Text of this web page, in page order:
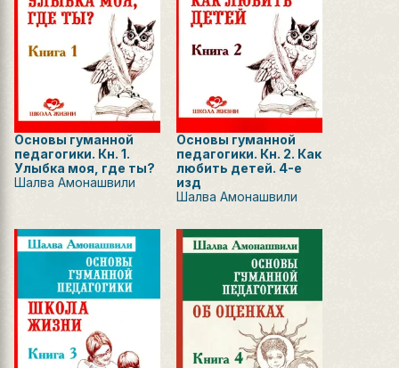
Основы гуманной
педагогики. Кн. 1.
Улыбка моя, где ты?
Шалва Амонашвили
Основы гуманной
педагогики. Кн. 2. Как
любить детей. 4-е
изд
Шалва Амонашвили